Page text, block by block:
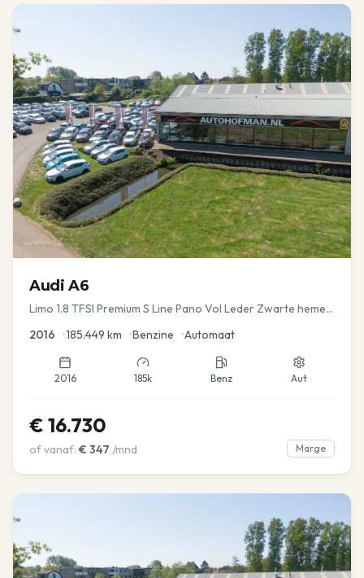
Audi A6
Limo 1.8 TFSI Premium S Line Pano Vol Leder Zwarte hemel
2016 •185.449 km •Benzine •Automaat
2016 185k Benz Aut
€ 16.730
of vanaf: € 347 /mnd Marge